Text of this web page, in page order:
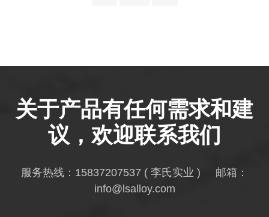
关于产品有任何需求和建
议，欢迎联系我们
服务热线： 15837207537 ( 李氏实业 ) 邮箱：
info@lsalloy.com